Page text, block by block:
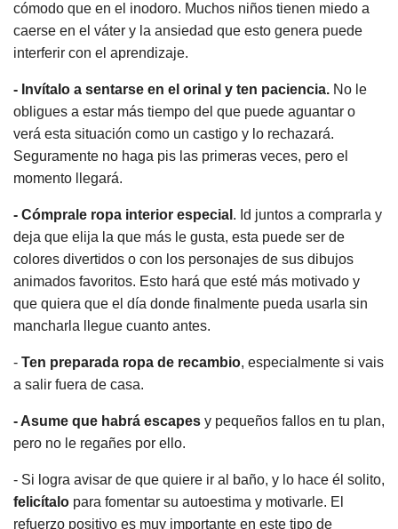
cómodo que en el inodoro. Muchos niños tienen miedo a
caerse en el váter y la ansiedad que esto genera puede
interferir con el aprendizaje.
- Invítalo a sentarse en el orinal y ten paciencia. No le
obligues a estar más tiempo del que puede aguantar o
verá esta situación como un castigo y lo rechazará.
Seguramente no haga pis las primeras veces, pero el
momento llegará.
- Cómprale ropa interior especial . Id juntos a comprarla y
deja que elija la que más le gusta, esta puede ser de
colores divertidos o con los personajes de sus dibujos
animados favoritos. Esto hará que esté más motivado y
que quiera que el día donde finalmente pueda usarla sin
mancharla llegue cuanto antes.
- Ten preparada ropa de recambio, especialmente si vais
a salir fuera de casa.
- Asume que habrá escapes y pequeños fallos en tu plan,
pero no le regañes por ello.
- Si logra avisar de que quiere ir al baño, y lo hace él solito,
felicítalo para fomentar su autoestima y motivarle. El
refuerzo positivo es muy importante en este tipo de